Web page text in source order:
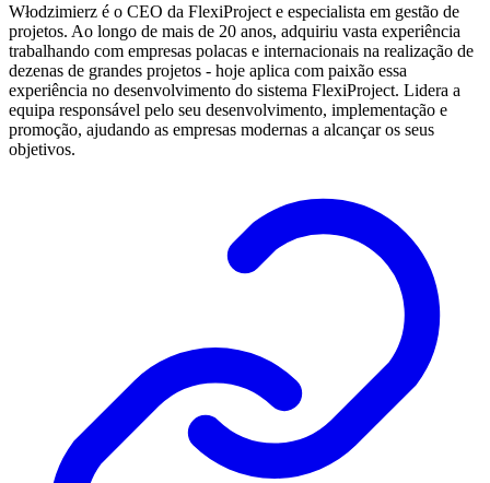
Włodzimierz é o CEO da FlexiProject e especialista em gestão de
projetos. Ao longo de mais de 20 anos, adquiriu vasta experiência
trabalhando com empresas polacas e internacionais na realização de
dezenas de grandes projetos - hoje aplica com paixão essa
experiência no desenvolvimento do sistema FlexiProject. Lidera a
equipa responsável pelo seu desenvolvimento, implementação e
promoção, ajudando as empresas modernas a alcançar os seus
objetivos.